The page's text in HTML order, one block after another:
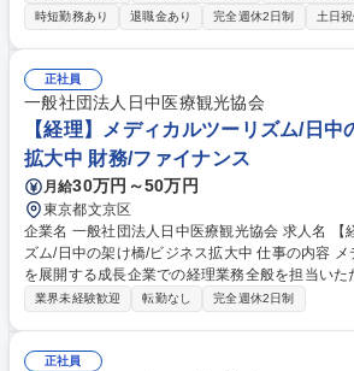
す。 候補者のご経験やご希望に合わせて業務内容を検討しますので、幅広
いポジションにて募集いたします。 【ポジショ
システムエンジニア■ゲームプログラマー■ゲー
ー■サウンドクリエイター 募集職種 【障がい者採用/オープンポジション
（神奈川/東京/京都）】
時短勤務あり
退職金あり 完全週休2日制 土日
正社員
一般社団法人日中医療観光協会
【経理】メディカルツーリズム/日中
拡大中 財務/ファイナンス
月給30万円～50万円
東京都文京区
企業名 一般社団法人日中医療観光協会 求人名 【経理】メディカルツーリ
ズム/日中の架け橋/ビジネス拡大中 仕事の内容 メディカルツーリズム事業
を展開する成長企業での経理業務全般を担当い
支払対応、税理士との連携・会計計上確認、給与
す。税理士との連携・会計計上確認では毎月の会
業界未経験歓迎 転勤なし 完全週休2日制
正社員